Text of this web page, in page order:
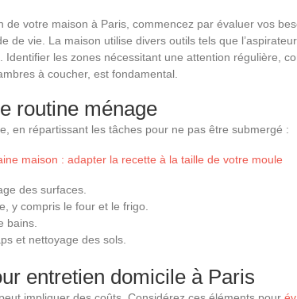
de votre maison à Paris, commencez par évaluer vos
de vie. La maison utilise divers outils tels que
les zones nécessitant une attention régulière,
à coucher, est fondamental.
routine ménage
en répartissant les tâches pour ne pas être submergé :
maison : adapter la recette à la taille de votre moule
des surfaces.
y compris le four et le frigo.
bains.
et nettoyage des sols.
entretien domicile à Paris